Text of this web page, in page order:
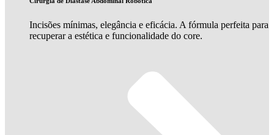
Incisões mínimas, elegância e eficácia. A fórmula perfeita para
recuperar a estética e funcionalidade do core.